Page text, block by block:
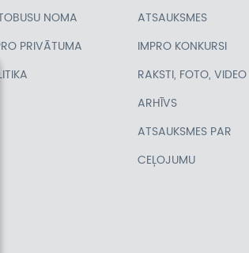
NOMA
PRIVĀTUMA
ATSAUKSMES
IMPRO KONKURSI
RAKSTI, FOTO, VIDEO
ARHĪVS
ATSAUKSMES PAR
CEĻOJUMU